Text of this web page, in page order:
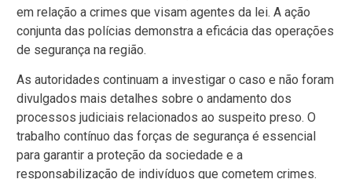
em relação a crimes que visam agentes da lei. A ação
conjunta das polícias demonstra a eficácia das operações
de segurança na região.
As autoridades continuam a investigar o caso e não foram
divulgados mais detalhes sobre o andamento dos
processos judiciais relacionados ao suspeito preso. O
trabalho contínuo das forças de segurança é essencial
para garantir a proteção da sociedade e a
responsabilização de indivíduos que cometem crimes.